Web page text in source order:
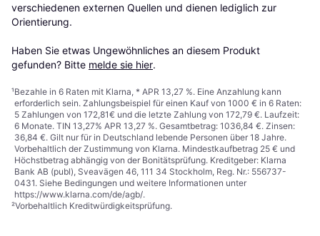
verschiedenen externen Quellen und dienen lediglich zur
Orientierung.
Haben Sie etwas Ungewöhnliches an diesem Produkt
gefunden? Bitte melde sie hier.
¹Bezahle in 6 Raten mit Klarna, * APR 13,27 %. Eine Anzahlung kann
erforderlich sein. Zahlungsbeispiel für einen Kauf von 1000 € in 6 Raten:
5 Zahlungen von 172,81€ und die letzte Zahlung von 172,79 €. Laufzeit:
6 Monate. TIN 13,27% APR 13,27 %. Gesamtbetrag: 1036,84 €. Zinsen:
36,84 €. Gilt nur für in Deutschland lebende Personen über 18 Jahre.
Vorbehaltlich der Zustimmung von Klarna. Mindestkaufbetrag 25 € und
Höchstbetrag abhängig von der Bonitätsprüfung. Kreditgeber: Klarna
Bank AB (publ), Sveavägen 46, 111 34 Stockholm, Reg. Nr.: 556737-
0431. Siehe Bedingungen und weitere Informationen unter
https://www.klarna.com/de/agb/.
²Vorbehaltlich Kreditwürdigkeitsprüfung.